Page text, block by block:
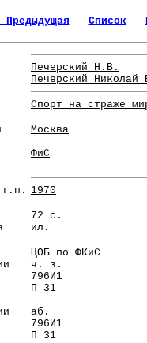
Предыдущая Список
Печерский Н.В.
Печерский Николай
Спорт на страже
Москва
ФиС
т.п. 1970
72 с.
ил.
ЦОБ по ФКиС
ч. з.
796И1
П 31
аб.
796И1
П 31